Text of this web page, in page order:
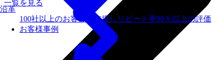
一覧を見る
沿革
100社以上のお客様を支援しリピート率99％以上の評価
お客様事例